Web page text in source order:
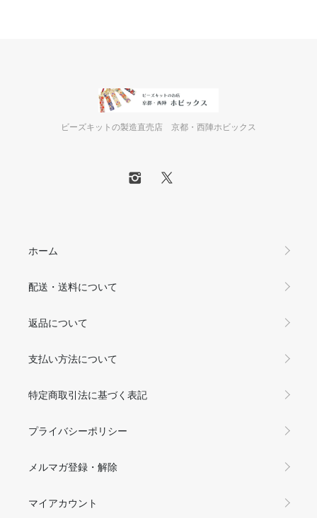
ビーズキットの製造直売店 京都・西陣ホビックス
ホーム
配送・送料について
返品について
支払い方法について
特定商取引法に基づく表記
プライバシーポリシー
メルマガ登録・解除
マイアカウント